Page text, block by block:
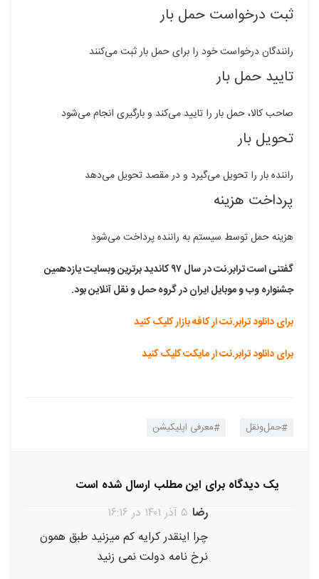
ثبت درخواست حمل بار
رانندگان درخواست خود را برای حمل بار ثبت می‌کنند
تایید حمل بار
صاحب کالا، حمل بار را تایید می‌کند و بارگیری انجام می‌شود
تحویل بار
راننده بار را تحویل می‌گیرد و در مقصد تحویل می‌دهد
پرداخت هزینه
هزینه حمل توسط سیستم به راننده پرداخت می‌شود
گفتنی است ترابر.نت در سال ۹۷ کاندید برترین وبسایت یازدهمین
جشنواره وب و موبایل ایران در گروه حمل و نقل آنلاین بود.
برای دانلود ترابر.نت ار کافه بازار کلیک کنید
برای دانلود ترابر.نت ار مایکت کلیک کنید
حمل‌ونقل معرفی اپلیکیشن
یک دیدگاه برای این مطلب ارسال شده است
رضا ۵ آذر ۱۴۰۱ در ۱۶:۱۶
چرا اینقدر کرایه کم میزنید طبق همون
نرخ نامه دولت نمی زنید